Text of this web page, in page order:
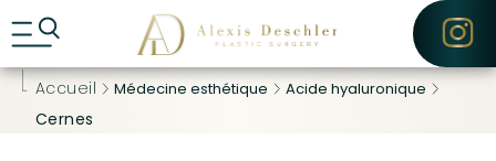
e
CONTACT
Accueil Médecine esthétique Acide hyaluronique
Cernes